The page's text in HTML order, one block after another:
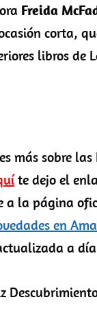
Freida
corta,
libros de
más sobre las
te dejo el
a la página
en
a